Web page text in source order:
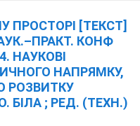
ПРОСТОРІ [ТЕКСТ]
КОНФ
НАУКОВІ
НАПРЯМКУ,
РОЗВИТКУ
БІЛА ; РЕД. (ТЕХН.)